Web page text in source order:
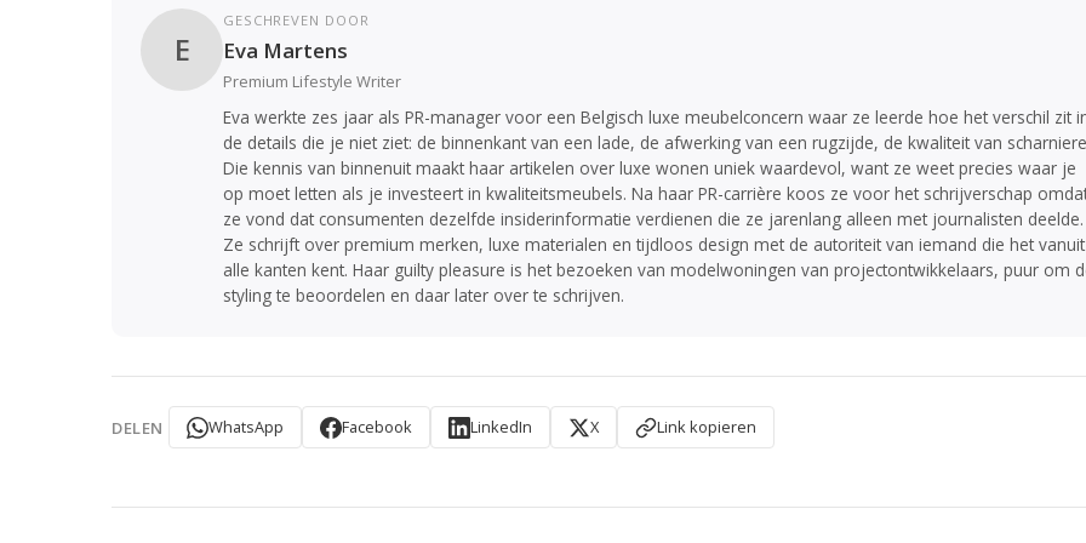
E
GESCHREVEN DOOR
Eva Martens
Premium Lifestyle Writer
Eva werkte zes jaar als PR-manager voor een Belgisch luxe meubelconcern waar ze leerde hoe het verschil zit
de details die je niet ziet: de binnenkant van een lade, de afwerking van een rugzijde, de kwaliteit van
Die kennis van binnenuit maakt haar artikelen over luxe wonen uniek waardevol, want ze weet precies waar je
op moet letten als je investeert in kwaliteitsmeubels. Na haar PR-carrière koos ze voor het schrijverschap
ze vond dat consumenten dezelfde insiderinformatie verdienen die ze jarenlang alleen met journalisten deelde.
Ze schrijft over premium merken, luxe materialen en tijdloos design met de autoriteit van iemand die het vanuit
alle kanten kent. Haar guilty pleasure is het bezoeken van modelwoningen van projectontwikkelaars, puur om
styling te beoordelen en daar later over te schrijven.
DELEN WhatsApp Facebook LinkedIn X Link kopieren